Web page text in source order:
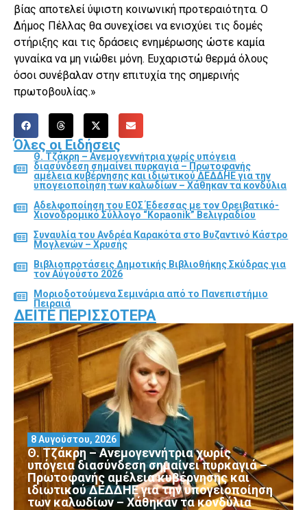
βίας αποτελεί ύψιστη κοινωνική προτεραιότητα. Ο
Δήμος Πέλλας θα συνεχίσει να ενισχύει τις δομές
στήριξης και τις δράσεις ενημέρωσης ώστε καμία
γυναίκα να μη νιώθει μόνη. Ευχαριστώ θερμά όλους
όσοι συνέβαλαν στην επιτυχία της σημερινής
πρωτοβουλίας.»
Όλες οι Ειδήσεις
Θ. Τζάκρη – Ανεμογεννήτρια χωρίς υπόγεια
διασύνδεση σημαίνει πυρκαγιά – Πρωτοφανής
αμέλεια κυβέρνησης και ιδιωτικού ΔΕΔΔΗΕ για την
υπογειοποίηση των καλωδίων – Χάθηκαν τα κονδύλια
Αδελφοποίηση του ΕΟΣ Έδεσσας με τον Ορειβατικό-
Χιονοδρομικό Σύλλογο “Kopaonik” Βελιγραδίου
Συναυλία του Ανδρέα Καρακότα στο Βυζαντινό Κάστρο
Μογλενών – Χρυσής
Βιβλιοπροτάσεις Δημοτικής Βιβλιοθήκης Σκύδρας για
τον Αύγούστο 2026
Μοριοδοτούμενα Σεμινάρια από το Πανεπιστήμιο
Πειραιά
ΔΕΊΤΕ ΠΕΡΙΣΣΌΤΕΡΑ
Θ. Τζάκρη – Ανεμογεννήτρια χωρίς
υπόγεια διασύνδεση σημαίνει πυρκαγιά –
Πρωτοφανής αμέλεια κυβέρνησης και
ιδιωτικού ΔΕΔΔΗΕ για την υπογειοποίηση
των καλωδίων – Χάθηκαν τα κονδύλια
8 Αυγούστου, 2026